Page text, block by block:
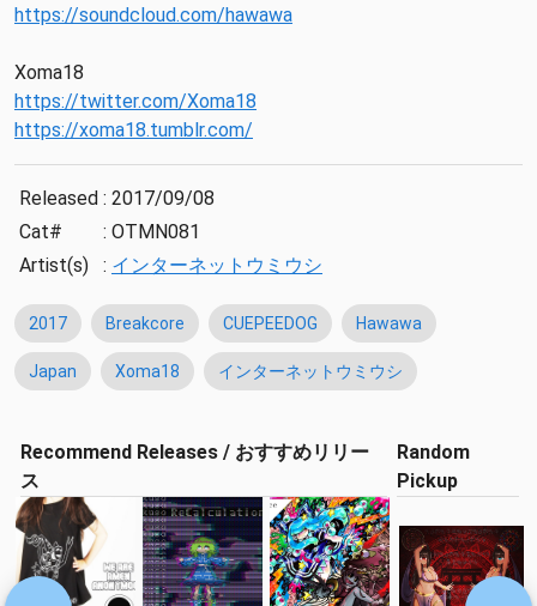
https://soundcloud.com/hawawa
Xoma18
https://twitter.com/Xoma18
https://xoma18.tumblr.com/
Released : 2017/09/08
Cat#
: OTMN081
Artist(s)
: インターネットウミウシ
2017 Breakcore CUEPEEDOG Hawawa
Japan Xoma18 インターネットウミウシ
Recommend Releases / おすすめリリー
ス
Random
Pickup